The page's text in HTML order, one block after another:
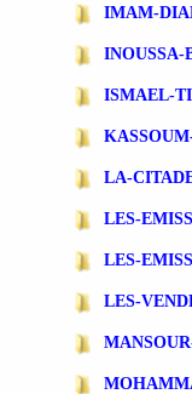
IMAM-
INOUSSA-
ISMAEL-
LA-
LES-
LES-
LES-